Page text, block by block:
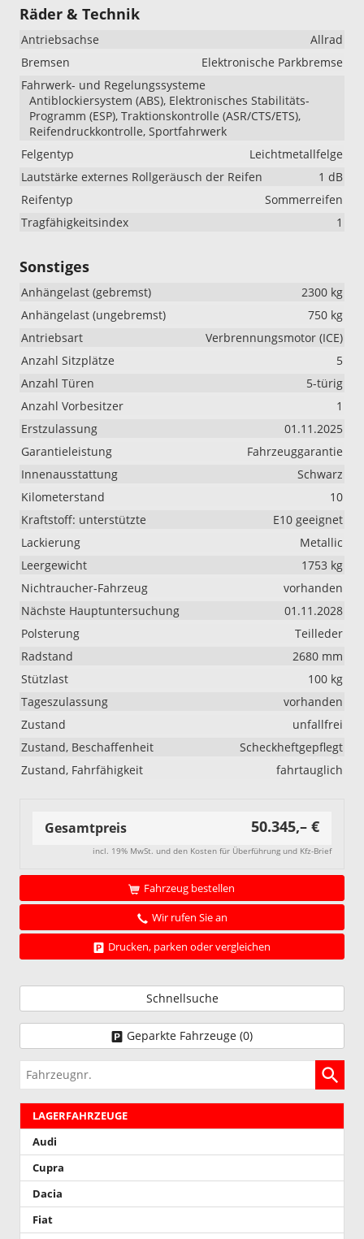
Räder & Technik
Antriebsachse
Allrad
Bremsen
Elektronische Parkbremse
Fahrwerk- und Regelungssysteme
Antiblockiersystem (ABS), Elektronisches Stabilitäts-
Programm (ESP), Traktionskontrolle (ASR/CTS/ETS),
Reifendruckkontrolle, Sportfahrwerk
Felgentyp
Leichtmetallfelge
Lautstärke externes Rollgeräusch der Reifen
1 dB
Reifentyp
Sommerreifen
Tragfähigkeitsindex
1
Sonstiges
Anhängelast (gebremst)
2300 kg
Anhängelast (ungebremst)
750 kg
Antriebsart
Verbrennungsmotor (ICE)
Anzahl Sitzplätze
5
Anzahl Türen
5-türig
Anzahl Vorbesitzer
1
Erstzulassung
01.11.2025
Garantieleistung
Fahrzeuggarantie
Innenausstattung
Schwarz
Kilometerstand
10
Kraftstoff: unterstützte
E10 geeignet
Lackierung
Metallic
Leergewicht
1753 kg
Nichtraucher-Fahrzeug
vorhanden
Nächste Hauptuntersuchung
01.11.2028
Polsterung
Teilleder
Radstand
2680 mm
Stützlast
100 kg
Tageszulassung
vorhanden
Zustand
unfallfrei
Zustand, Beschaffenheit
Scheckheftgepflegt
Zustand, Fahrfähigkeit
fahrtauglich
Gesamtpreis 50.345,– €
incl. 19% MwSt. und den Kosten für Überführung und Kfz-Brief
Fahrzeug bestellen
Wir rufen Sie an
Drucken, parken oder vergleichen
Schnellsuche
Geparkte Fahrzeuge (0)
Fahrzeugnr.
LAGERFAHRZEUGE
Audi
Cupra
Dacia
Fiat